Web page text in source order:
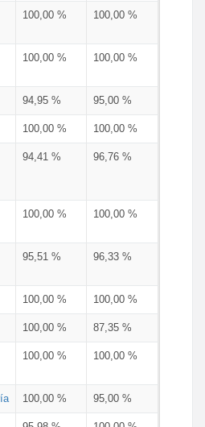
100,00 % 100,00 %
100,00 % 100,00 %
94,95 % 95,00 %
100,00 % 100,00 %
94,41 % 96,76 %
100,00 % 100,00 %
95,51 % 96,33 %
100,00 % 100,00 %
100,00 % 87,35 %
100,00 % 100,00 %
100,00 % 95,00 %